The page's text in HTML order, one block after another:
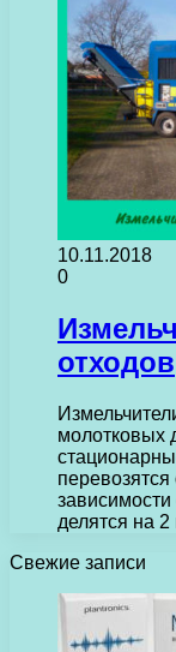
10.11.2018
0
отходов
молотковых
зависимости
делятся на
Свежие записи